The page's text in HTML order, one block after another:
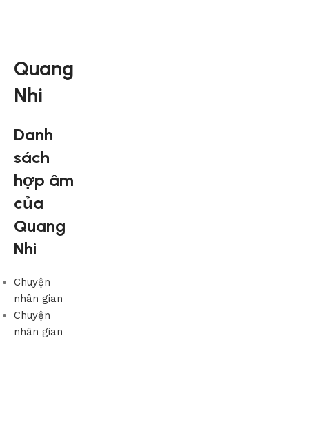
Quang
Nhi
Danh
sách
hợp âm
của
Quang
Nhi
Chuyện
nhân gian
Chuyện
nhân gian